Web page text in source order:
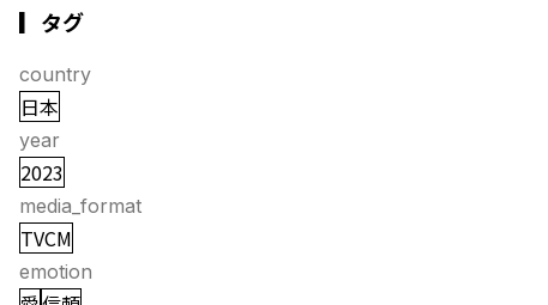
▎タグ
country
日本
year
2023
media_format
TVCM
emotion